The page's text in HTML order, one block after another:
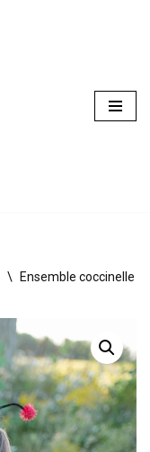
\ Ensemble coccinelle